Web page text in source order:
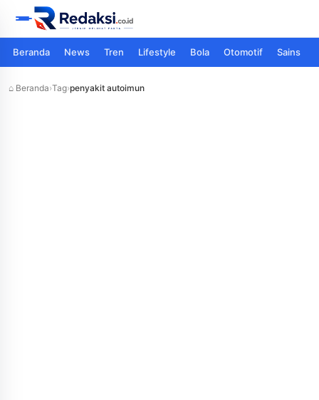
Beranda News Tren Lifestyle Bola Otomotif Sains
⌂ Beranda›Tag›penyakit autoimun